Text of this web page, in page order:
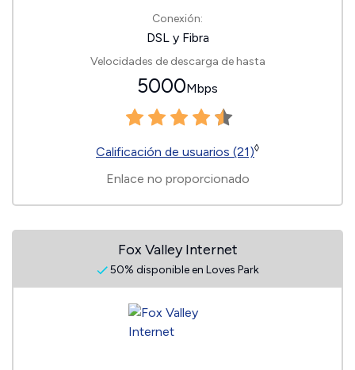
Conexión:
DSL y Fibra
Velocidades de descarga de hasta
5000Mbps
Calificación de usuarios (21)◊
Enlace no proporcionado
Fox Valley Internet
50% disponible en Loves Park